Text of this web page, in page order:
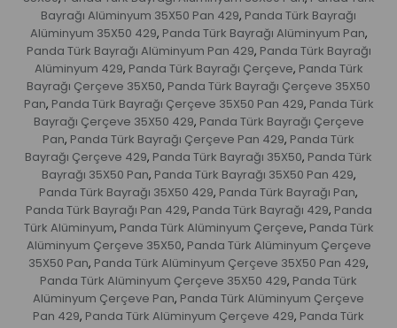
Bayrağı Alüminyum 35X50 Pan 429, Panda Türk Bayrağı
Alüminyum 35X50 429, Panda Türk Bayrağı Alüminyum Pan,
Panda Türk Bayrağı Alüminyum Pan 429, Panda Türk Bayrağı
Alüminyum 429, Panda Türk Bayrağı Çerçeve, Panda Türk
Bayrağı Çerçeve 35X50, Panda Türk Bayrağı Çerçeve 35X50
Pan, Panda Türk Bayrağı Çerçeve 35X50 Pan 429, Panda Türk
Bayrağı Çerçeve 35X50 429, Panda Türk Bayrağı Çerçeve
Pan, Panda Türk Bayrağı Çerçeve Pan 429, Panda Türk
Bayrağı Çerçeve 429, Panda Türk Bayrağı 35X50, Panda Türk
Bayrağı 35X50 Pan, Panda Türk Bayrağı 35X50 Pan 429,
Panda Türk Bayrağı 35X50 429, Panda Türk Bayrağı Pan,
Panda Türk Bayrağı Pan 429, Panda Türk Bayrağı 429, Panda
Türk Alüminyum, Panda Türk Alüminyum Çerçeve, Panda Türk
Alüminyum Çerçeve 35X50, Panda Türk Alüminyum Çerçeve
35X50 Pan, Panda Türk Alüminyum Çerçeve 35X50 Pan 429,
Panda Türk Alüminyum Çerçeve 35X50 429, Panda Türk
Alüminyum Çerçeve Pan, Panda Türk Alüminyum Çerçeve
Pan 429, Panda Türk Alüminyum Çerçeve 429, Panda Türk